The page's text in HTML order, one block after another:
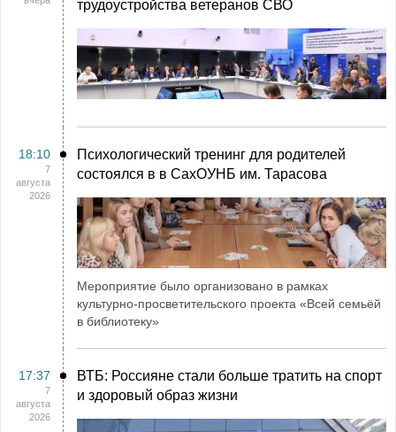
трудоустройства ветеранов СВО
18:10
7
августа
2026
Психологический тренинг для родителей
состоялся в в СахОУНБ им. Тарасова
Мероприятие было организовано в рамках
культурно-просветительского проекта «Всей семьёй
в библиотеку»
17:37
7
августа
2026
ВТБ: Россияне стали больше тратить на спорт
и здоровый образ жизни